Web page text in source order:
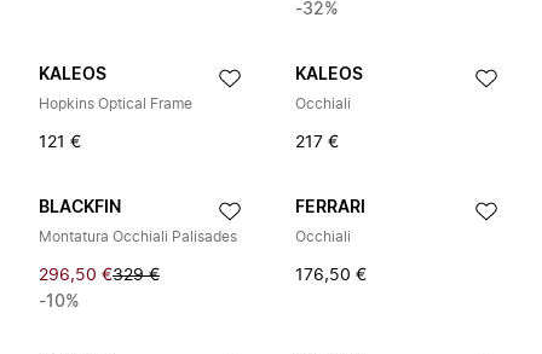
-32%
KALEOS
Hopkins Optical Frame
121 €
KALEOS
Occhiali
217 €
BLACKFIN
Montatura Occhiali Palisades
296,50 €329 €
-10%
FERRARI
Occhiali
176,50 €